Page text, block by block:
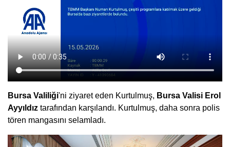
Bursa Valiliği'ni ziyaret eden Kurtulmuş, Bursa Valisi Erol
Ayyıldız tarafından karşılandı. Kurtulmuş, daha sonra polis
tören mangasını selamladı.